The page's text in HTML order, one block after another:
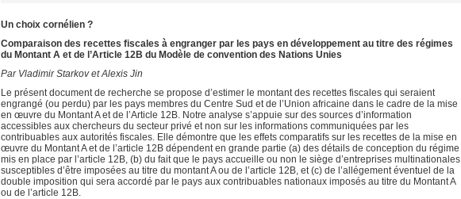
Un choix cornélien ?
Comparaison des recettes fiscales à engranger par les pays en développement au titre des régimes
du Montant A et de l’Article 12B du Modèle de convention des Nations Unies
Par Vladimir Starkov et Alexis Jin
Le présent document de recherche se propose d’estimer le montant des recettes fiscales qui seraient
engrangé (ou perdu) par les pays membres du Centre Sud et de l’Union africaine dans le cadre de la mise
en œuvre du Montant A et de l’Article 12B. Notre analyse s’appuie sur des sources d’information
accessibles aux chercheurs du secteur privé et non sur les informations communiquées par les
contribuables aux autorités fiscales. Elle démontre que les effets comparatifs sur les recettes de la mise en
œuvre du Montant A et de l’article 12B dépendent en grande partie (a) des détails de conception du régime
mis en place par l’article 12B, (b) du fait que le pays accueille ou non le siège d’entreprises multinationales
susceptibles d’être imposées au titre du montant A ou de l’article 12B, et (c) de l’allégement éventuel de la
double imposition qui sera accordé par le pays aux contribuables nationaux imposés au titre du Montant A
ou de l’article 12B.